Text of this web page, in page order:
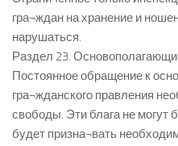
гра¬ждан на хранение и
нарушаться.
Раздел 23.
Постоянное обращение к
гра¬жданского правления
свободы. Эти блага не могут
будет призна¬вать